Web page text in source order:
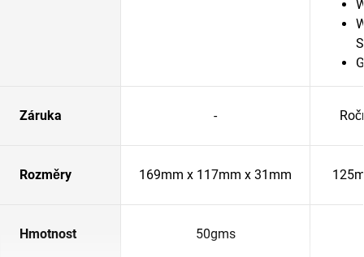
Záruka -
Rozměry 169mm x 117mm x 31mm
Hmotnost 50gms